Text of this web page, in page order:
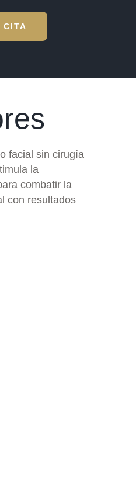
CITA
facial sin cirugía
la
combatir la
con resultados